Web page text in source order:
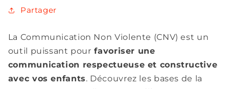
Partager
La Communication Non Violente (CNV) est un
outil puissant pour favoriser une
communication respectueuse et constructive
avec vos enfants. Découvrez les bases de la